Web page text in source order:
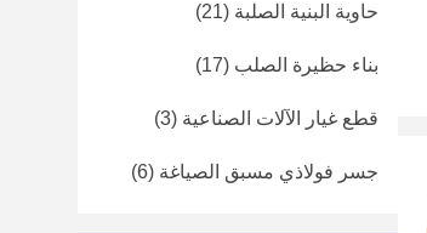
حاوية البنية الصلبة (21)
بناء حظيرة الصلب (17)
قطع غيار الآلات الصناعية (3)
جسر فولاذي مسبق الصياغة (6)